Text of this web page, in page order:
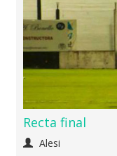
Recta final
Alesi